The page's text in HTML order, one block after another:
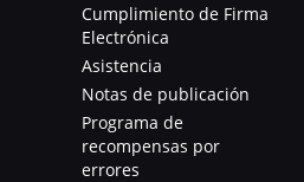
Cumplimiento de Firma
Electrónica
Asistencia
Notas de publicación
Programa de
recompensas por
errores